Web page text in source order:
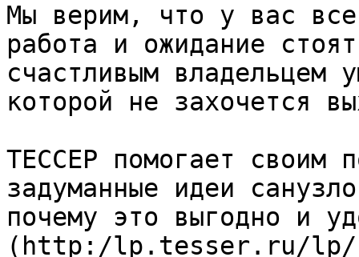
Мы верим, что у вас все
работа и ожидание
счастливым владельцем
которой не захочется
ТЕССЕР помогает своим
задуманные идеи
почему это выгодно и
(http:/lp.tesser.ru/